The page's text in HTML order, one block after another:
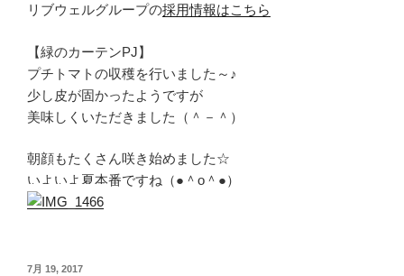
リブウェルグループの採用情報はこちら
【緑のカーテンPJ】
プチトマトの収穫を行いました～♪
少し皮が固かったようですが
美味しくいただきました（＾－＾）
朝顔もたくさん咲き始めました☆
いよいよ夏本番ですね（●＾o＾●）
投
7月 19, 2017